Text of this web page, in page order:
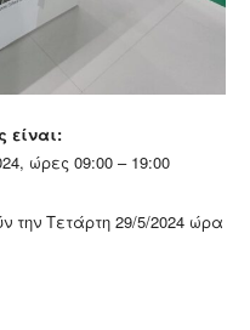
είναι:
ώρες 09:00 – 19:00
την Τετάρτη 29/5/2024 ώρα